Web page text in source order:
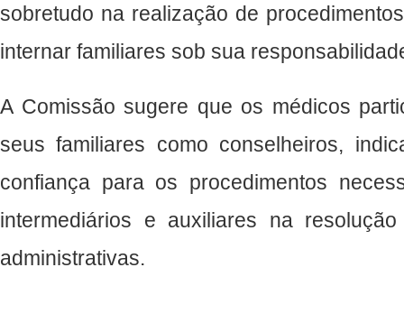
sobretudo na realização de
internar familiares sob sua
A Comissão sugere que os médicos
seus familiares como conselheiros,
confiança para os procedimentos
intermediários e auxiliares na
administrativas.